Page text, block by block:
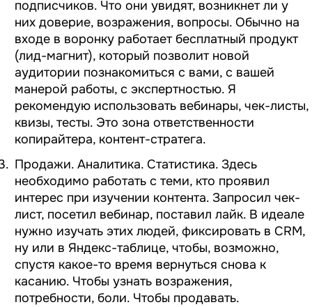
подписчиков. Что они увидят, возникнет ли у
них доверие, возражения, вопросы. Обычно на
входе в воронку работает бесплатный продукт
(лид-магнит), который позволит новой
аудитории познакомиться с вами, с вашей
манерой работы, с экспертностью. Я
рекомендую использовать вебинары, чек-листы,
квизы, тесты. Это зона ответственности
копирайтера, контент-стратега.
Продажи. Аналитика. Статистика. Здесь
необходимо работать с теми, кто проявил
интерес при изучении контента. Запросил чек-
лист, посетил вебинар, поставил лайк. В идеале
нужно изучать этих людей, фиксировать в CRM,
ну или в Яндекс-таблице, чтобы, возможно,
спустя какое-то время вернуться снова к
касанию. Чтобы узнать возражения,
потребности, боли. Чтобы продавать.